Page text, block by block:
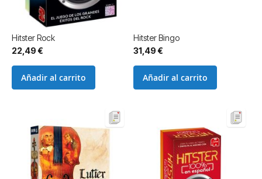
Hitster Rock
22,49 €
Añadir al carrito
Hitster Bingo
31,49 €
Añadir al carrito